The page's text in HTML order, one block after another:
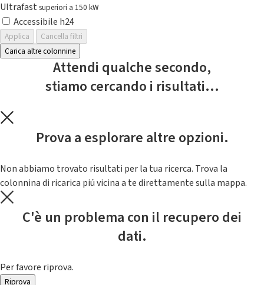
Ultrafast superiori a 150 kW
Accessibile h24
Applica
Cancella filtri
Carica altre colonnine
Attendi qualche secondo,
stiamo cercando i risultati...
Prova a esplorare altre opzioni.
Non abbiamo trovato risultati per la tua ricerca. Trova la
colonnina di ricarica piú vicina a te direttamente sulla mappa.
C'è un problema con il recupero dei
dati.
Per favore riprova.
Riprova